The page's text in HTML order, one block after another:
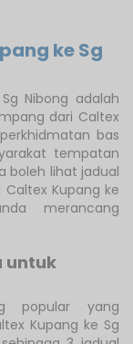
ke Sg
Nibong adalah
dari Caltex
bas
tempatan
boleh lihat jadual
Kupang ke
merancang
untuk
popular yang
Kupang ke Sg